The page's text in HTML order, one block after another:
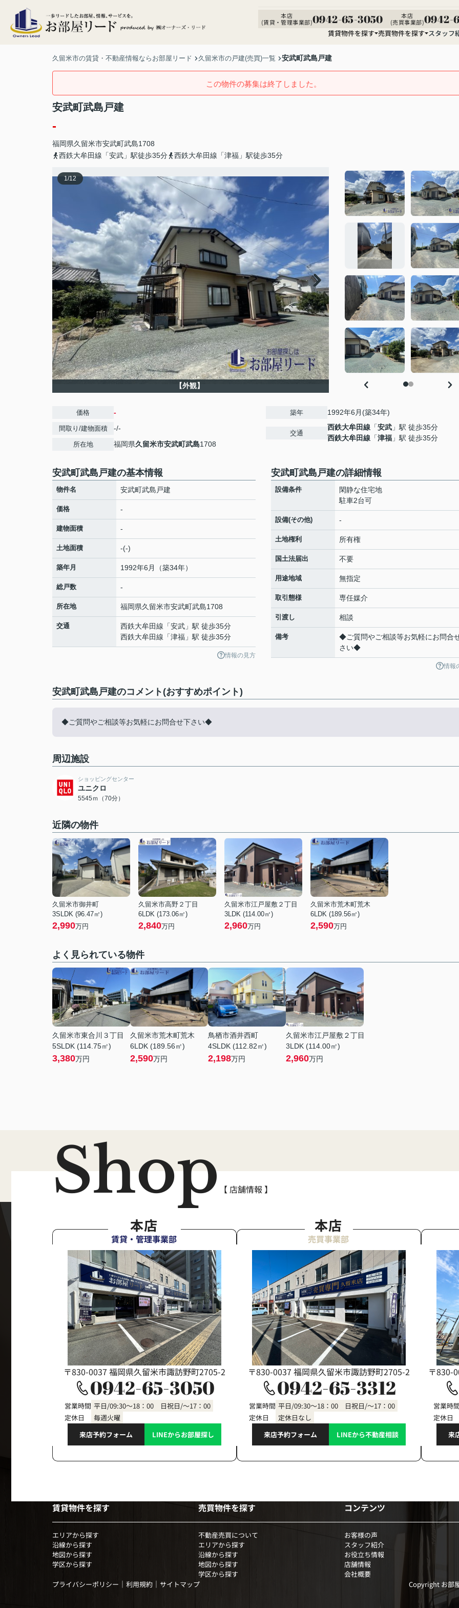
本店
(賃貸・管理事業部)0942-65-3050
本店
(売買事業部)0942-
賃貸物件を探す 売買物件を探す スタッフ
久留米市の賃貸・不動産情報ならお部屋リード 久留米市の戸建(売買)一覧 安武町武島戸建
この物件の募集は終了しました。
安武町武島戸建
-
福岡県久留米市安武町武島1708
西鉄大牟田線「安武」駅徒歩35分
西鉄大牟田線「津福」駅徒歩35分
1/12
【外観】
価格 -
間取り/建物面積 -/-
所在地 福岡県久留米市安武町武島1708
築年 1992年6月(築34年)
交通
西鉄大牟田線 「安武 」駅 徒歩35分
西鉄大牟田線 「津福 」駅 徒歩35分
安武町武島戸建の基本情報
物件名 安武町武島戸建
価格 -
建物面積 -
土地面積 -(-)
築年月 1992年6月（築34年）
総戸数 -
所在地 福岡県久留米市安武町武島1708
交通 西鉄大牟田線 「安武 」駅 徒歩35分
西鉄大牟田線 「津福 」駅 徒歩35分
情報の見方
安武町武島戸建の詳細情報
設備条件
閑静な住宅地
駐車2台可
設備(その他) -
土地権利 所有権
国土法届出 不要
用途地域 無指定
取引態様 専任媒介
引渡し 相談
備考
◆ご質問やご相談等お気軽にお問合
さい◆
情報
安武町武島戸建のコメント(おすすめポイント)
◆ご質問やご相談等お気軽にお問合せ下さい◆
周辺施設
ショッピングセンター
ユニクロ
5545ｍ（70分）
近隣の物件
久留米市御井町
3SLDK (96.47㎡)
2,990万円
久留米市高野２丁目
6LDK (173.06㎡)
2,840万円
久留米市江戸屋敷２丁目
3LDK (114.00㎡)
2,960万円
久留米市荒木町荒木
6LDK (189.56㎡)
2,590万円
よく見られている物件
久留米市東合川３丁目
5SLDK (114.75㎡)
3,380万円
久留米市荒木町荒木
6LDK (189.56㎡)
2,590万円
鳥栖市酒井西町
4SLDK (112.82㎡)
2,198万円
久留米市江戸屋敷２丁目
3LDK (114.00㎡)
2,960万円
Shop 【 店舗情報 】
本店
賃貸・管理事業部
〒830-0037 福岡県久留米市諏訪野町2705-2
0942-65-3050
営業時間 平日/09:30～18：00 日祝日/～17：00
定休日
毎週火曜
来店予約フォーム
LINEからお部屋探し
本店
売買事業部
〒830-0037 福岡県久留米市諏訪野町2705-2
0942-65-3312
営業時間 平日/09:30～18：00 日祝日/～17：00
定休日
定休日なし
来店予約フォーム
LINEから不動産相談
〒830-
営業時間
定休日
来
賃貸物件を探す
エリアから探す
沿線から探す
地図から探す
学区から探す
売買物件を探す
不動産売買について
エリアから探す
沿線から探す
地図から探す
学区から探す
コンテンツ
お客様の声
スタッフ紹介
お役立ち情報
店舗情報
会社概要
プライバシーポリシー ｜ 利用規約 ｜ サイトマップ Copyright お部